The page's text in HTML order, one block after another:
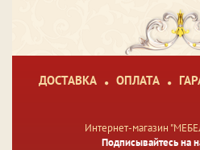
ДОСТАВКА ОПЛАТА
Интернет-магазин
Подписывайтесь на